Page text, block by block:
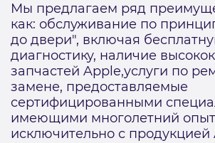
Мы предлагаем ряд
как: обслуживание по
до двери", включая
диагностику, наличие
запчастей Apple,услуги по
замене, предоставляемые
сертифицированными
имеющими многолетний
исключительно с продукцией